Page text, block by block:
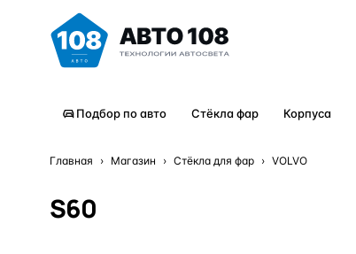
Подбор по авто Стёкла фар Корпуса
Главная › Магазин › Стёкла для фар › VOLVO
S60